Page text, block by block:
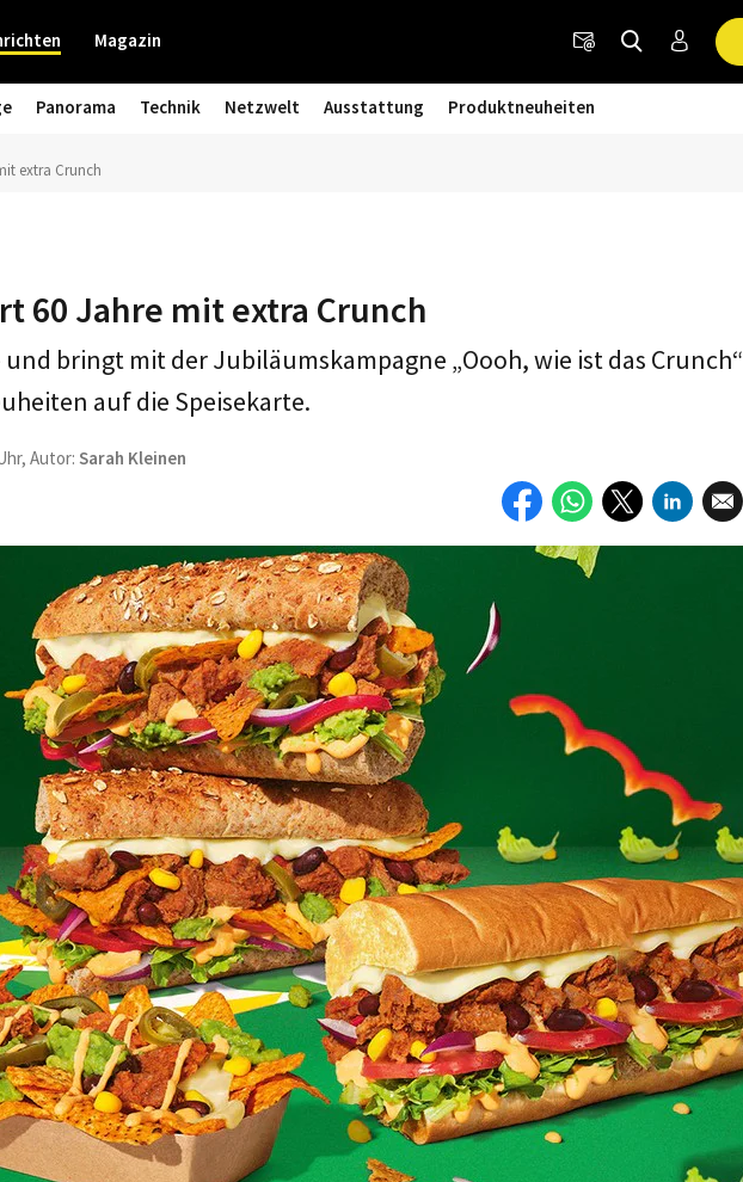
Magazin
Panorama Technik Netzwelt Ausstattung Produktneuheiten
extra Crunch
60 Jahre mit extra Crunch
und bringt mit der Jubiläumskampagne „Oooh, wie ist das Crunch“
auf die Speisekarte.
Autor: Sarah Kleinen